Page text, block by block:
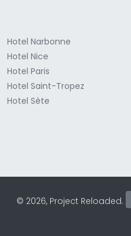
Hotel Narbonne
Hotel Nice
Hotel Paris
Hotel Saint-Tropez
Hotel Sète
© 2026, Project Reloaded.